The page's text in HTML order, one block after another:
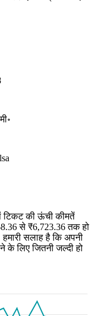
Madrid
©OpenStreetMap
टिकट की ऊंची कीमतें
से ₹6,723.36 तक हो
सलाह है कि अपनी
लिए जितनी जल्दी हो